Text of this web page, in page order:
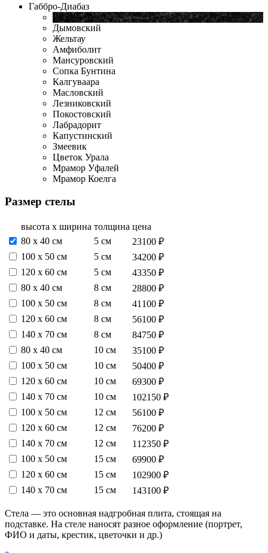
Габбро-Диабаз
Габбро-Диабаз
Дымовский
Жельтау
Амфиболит
Мансуровский
Сопка Бунтина
Калгуваара
Масловский
Лезниковский
Покостовский
Лабрадорит
Капустинский
Змеевик
Цветок Урала
Мрамор Уфалей
Мрамор Коелга
Размер стелы
высота х ширина толщина цена
80 х 40 см
5 см
23100 ₽
100 х 50 см
5 см
34200 ₽
120 х 60 см
5 см
43350 ₽
80 х 40 см
8 см
28800 ₽
100 х 50 см
8 см
41100 ₽
120 х 60 см
8 см
56100 ₽
140 х 70 см
8 см
84750 ₽
80 х 40 см
10 см
35100 ₽
100 х 50 см
10 см
50400 ₽
120 х 60 см
10 см
69300 ₽
140 х 70 см
10 см
102150 ₽
100 х 50 см
12 см
56100 ₽
120 х 60 см
12 см
76200 ₽
140 х 70 см
12 см
112350 ₽
100 х 50 см
15 см
69900 ₽
120 х 60 см
15 см
102900 ₽
140 х 70 см
15 см 143100 ₽
Стела — это основная надгробная плита, стоящая на
подставке. На стеле наносят разное оформление (портрет,
ФИО и даты, крестик, цветочки и др.)